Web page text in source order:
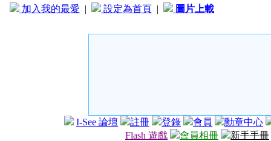
加入我的最愛 | 設定為首頁 | 圖片上載
I-See 論壇 註冊 登錄 會員
勳章中心
Flash 遊戲
會員相冊 新手手冊